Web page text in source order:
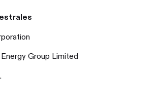
Group Limited